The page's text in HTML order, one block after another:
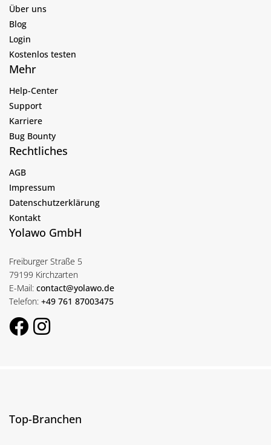
Über uns
Blog
Login
Kostenlos testen
Mehr
Help-Center
Support
Karriere
Bug Bounty
Rechtliches
AGB
Impressum
Datenschutzerklärung
Kontakt
Yolawo GmbH
Freiburger Straße 5
79199 Kirchzarten
E-Mail: contact@yolawo.de
Telefon: +49 761 87003475
Top-Branchen